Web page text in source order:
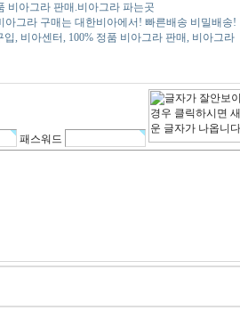
비아그라 판매.비아그라 파는곳
아그라 구매는 대한비아에서! 빠른배송 비밀배송!
, 비아센터, 100% 정품 비아그라 판매, 비아그라
패스워드